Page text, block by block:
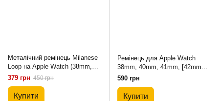
Металічний ремінець Milanese
Loop на Apple Watch (38mm,
40mm, 41mm, [42mm Series
10/11] - Gucci)
379 грн 450 грн
Купити
Ремінець для Apple Watch
38mm, 40mm, 41mm, [42mm
Series 10/11] - Chance Band
браслет металевий зі шкірою
Rose Gold - White
590 грн
Купити